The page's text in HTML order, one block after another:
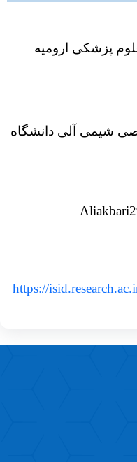
نیماد
علوم پزشکی ارومیه
شیمی آلی دانشگاه
https://